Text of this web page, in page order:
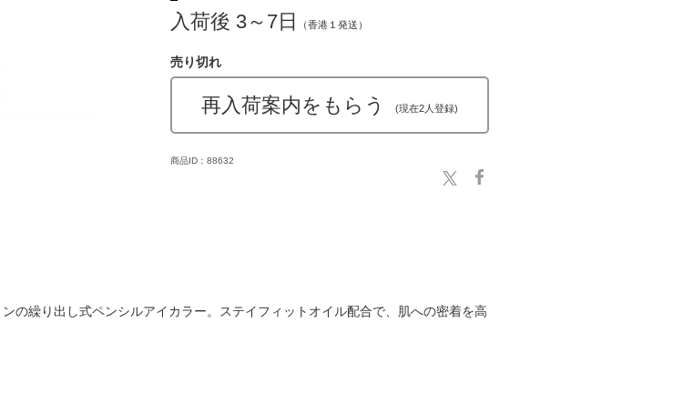
入荷後 3～7日
（香港１発送）
売り切れ
再入荷案内をもらう (現在2人登録)
商品ID：88632
の繰り出し式ペンシルアイカラー。ステイフィットオイル配合で、肌への密着を高